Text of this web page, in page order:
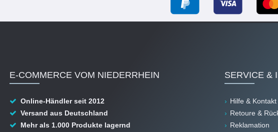
E-COMMERCE VOM NIEDERRHEIN
Online-Händler seit 2012
Versand aus Deutschland
Mehr als 1.000 Produkte lagernd
SERVICE &
Hilfe & Kontakt
Retoure &
Reklamation